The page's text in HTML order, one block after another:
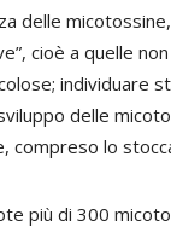
delle
cioè a quelle
individuare
delle
compreso lo
più di 300